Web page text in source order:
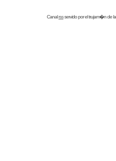
Canalrssservido por eltrujam�nde